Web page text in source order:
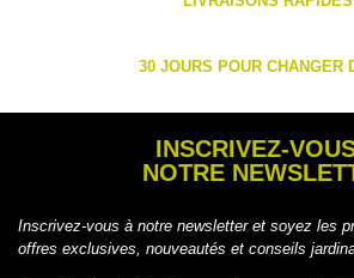
30 JOURS POUR CHANGER
INSCRIVEZ-
NOTRE
Inscrivez-vous à notre newsletter et soyez les
offres exclusives, nouveautés et conseils